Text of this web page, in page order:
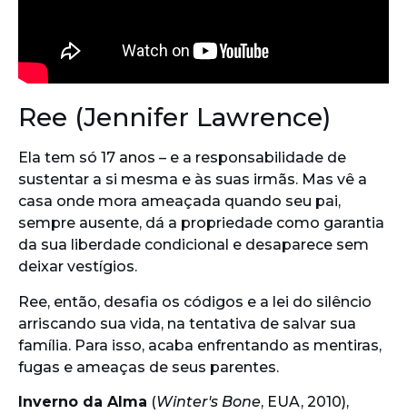
Ree (Jennifer Lawrence)
Ela tem só 17 anos – e a responsabilidade de
sustentar a si mesma e às suas irmãs. Mas vê a
casa onde mora ameaçada quando seu pai,
sempre ausente, dá a propriedade como garantia
da sua liberdade condicional e desaparece sem
deixar vestígios.
Ree, então, desafia os códigos e a lei do silêncio
arriscando sua vida, na tentativa de salvar sua
família. Para isso, acaba enfrentando as mentiras,
fugas e ameaças de seus parentes.
Inverno da Alma (Winter's Bone, EUA, 2010),